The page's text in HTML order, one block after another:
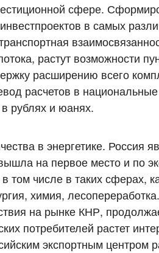
сфере.
в самых
растут возможности
расширению всего
расчетов в
рублях и юанях.
в энергетике. Россия
на первое место и по
том числе в таких сферах,
химия,
на рынке КНР,
потребителей растет
экспортным центром